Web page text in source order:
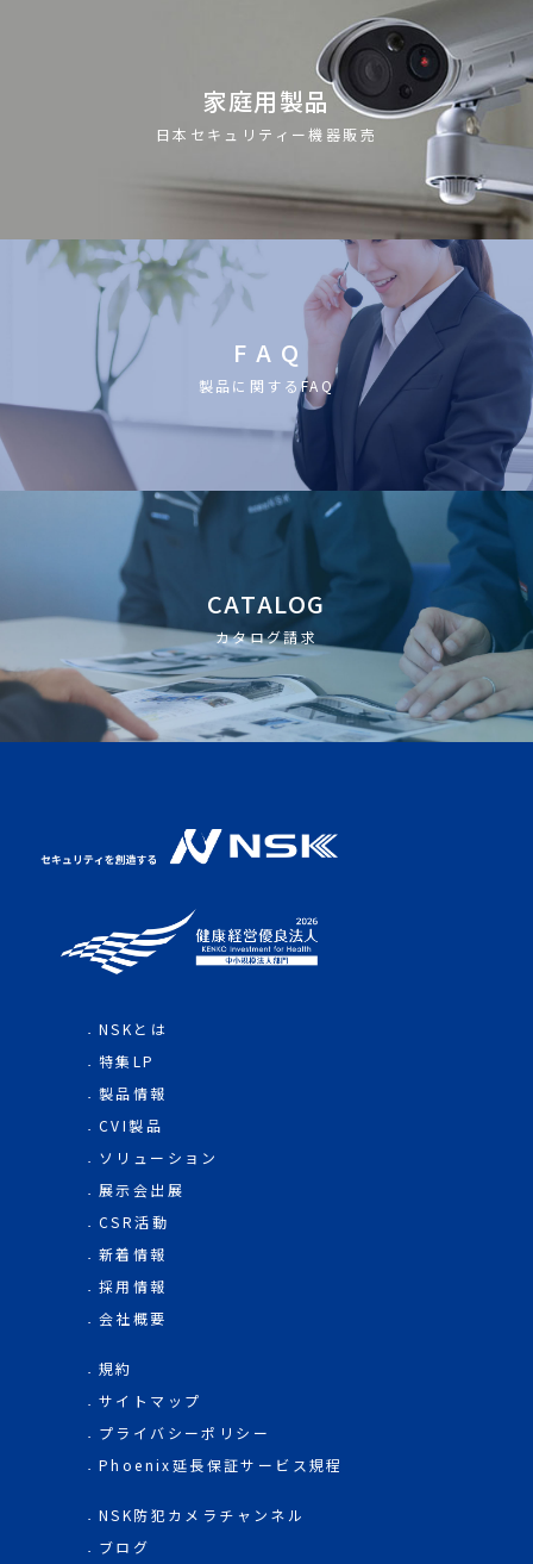
家庭用製品
日本セキュリティー機器販売
F A Q
製品に関するFAQ
CATALOG
カタログ請求
NSKとは
特集LP
製品情報
CVI製品
ソリューション
展示会出展
CSR活動
新着情報
採用情報
会社概要
規約
サイトマップ
プライバシーポリシー
Phoenix延長保証サービス規程
NSK防犯カメラチャンネル
ブログ